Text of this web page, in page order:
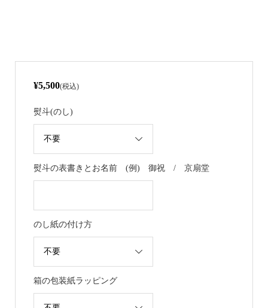
¥5,500(税込)
熨斗(のし)
熨斗の表書きとお名前 (例) 御祝 / 京扇堂
のし紙の付け方
箱の包装紙ラッピング